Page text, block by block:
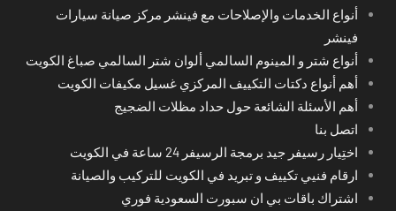
أنواع الخدمات والإصلاحات مع فينشر مركز صيانة سيارات
فينشر
أنواع شتر و المينوم السالمي ألوان شتر السالمي صباغ الكويت
أهم أنواع دكتات التكييف المركزي غسيل مكيفات الكويت
أهم الأسئلة الشائعة حول حداد مظلات الضجيج
اتصل بنا
اختِيار رسيفر جيد برمجة الرسيفر 24 ساعة في الكويت
ارقام فنيي تكييف و تبريد في الكويت للتركيب والصيانة
اشتراك باقات بي ان سبورت السعودية فوري